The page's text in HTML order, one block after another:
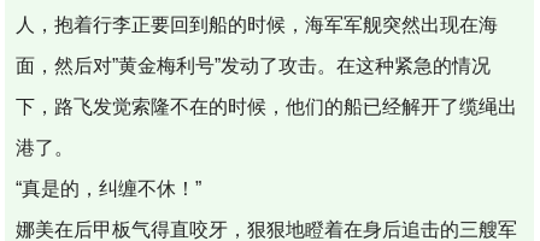
人，抱着行李正要回到船的时候，海军军舰突然出现在海
面，然后对”黄金梅利号”发动了攻击。在这种紧急的情况
下，路飞发觉索隆不在的时候，他们的船已经解开了缆绳出
港了。
“真是的，纠缠不休！”
娜美在后甲板气得直咬牙，狠狠地瞪着在身后追击的三艘军